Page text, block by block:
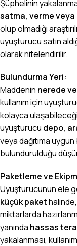
Şüphelinin
satma, verme veya
olup olmadığı
uyuşturucu satın
olarak nitelendirilir.
Bulundurma Yeri:
Maddenin nerede ve
kullanım için
kolayca ulaşabileceği
uyuşturucu depo,
veya dağıtıma
bulundurulduğu
Paketleme ve
Uyuşturucunun ele
küçük paket
miktarlarda
yanında hassas
yakalanması, kullanım